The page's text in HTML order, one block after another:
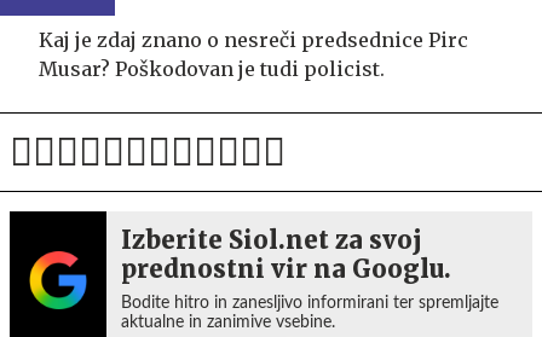
Kaj je zdaj znano o nesreči predsednice Pirc
Musar? Poškodovan je tudi policist.
Izberite Siol.net za svoj
prednostni vir na Googlu.
Bodite hitro in zanesljivo informirani ter spremljajte
aktualne in zanimive vsebine.